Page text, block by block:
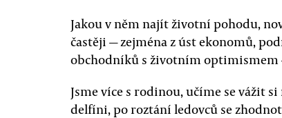
Jakou v něm najít životní pohodu,
častěji — zejména z úst ekonomů,
obchodníků s životním optimismem
Jsme více s rodinou, učíme se vážit
delfíni, po roztání ledovců se